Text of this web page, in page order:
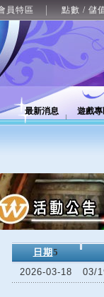
員特區 點數 / 儲
最新消息 遊戲
日期 5
2026-03-18
03/